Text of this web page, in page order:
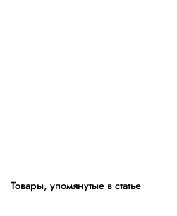
Товары, упомянутые в статье